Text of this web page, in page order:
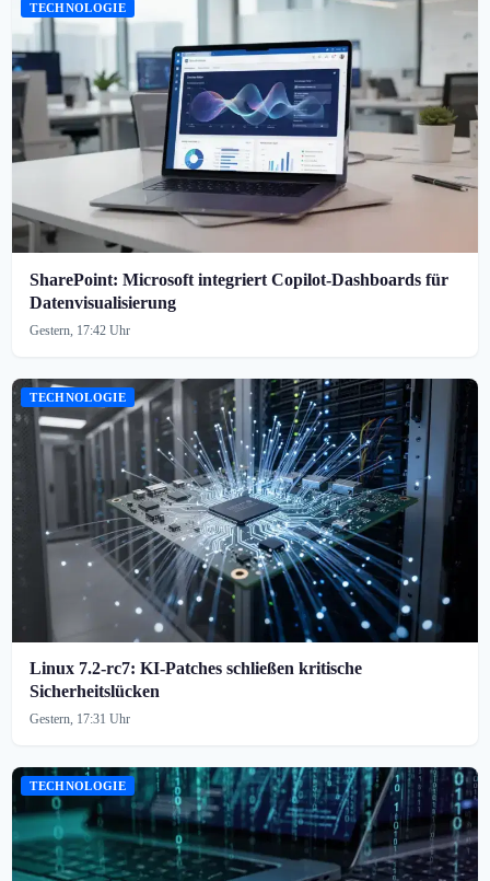
TECHNOLOGIE
SharePoint: Microsoft integriert Copilot-Dashboards für
Datenvisualisierung
Gestern, 17:42 Uhr
TECHNOLOGIE
Linux 7.2-rc7: KI-Patches schließen kritische
Sicherheitslücken
Gestern, 17:31 Uhr
TECHNOLOGIE